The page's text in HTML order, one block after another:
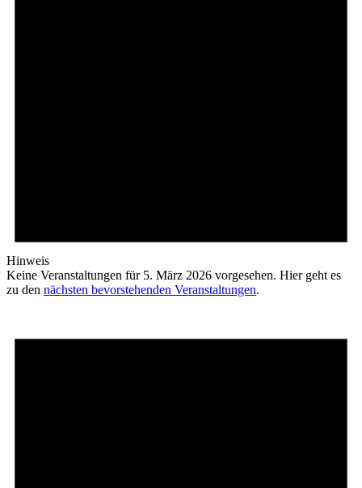
Hinweis
Keine Veranstaltungen für 5. März 2026 vorgesehen. Hier geht es
zu den nächsten bevorstehenden Veranstaltungen.